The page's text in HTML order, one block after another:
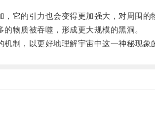
的引力也会变得更加强大，对周围的
物质被吞噬，形成更大规模的黑洞。
，以更好地理解宇宙中这一神秘现象